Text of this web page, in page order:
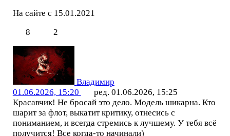
На сайте с 15.01.2021
8
2
Владимир
01.06.2026, 15:20
ред. 01.06.2026, 15:25
Красавчик! Не бросай это дело. Модель шикарна. Кто
шарит за флот, выкатит критику, отнесись с
пониманием, и всегда стремись к лучшему. У тебя всё
получится! Все когда-то начинали)